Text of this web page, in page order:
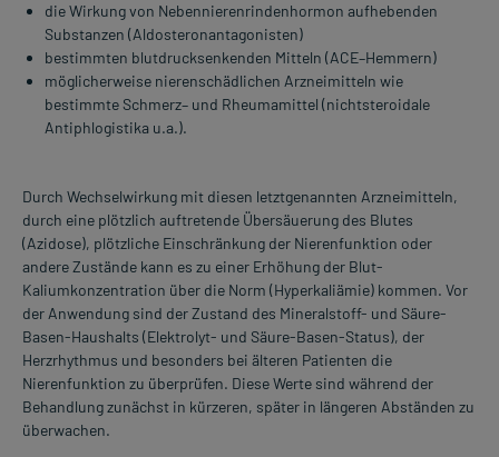
die Wirkung von Nebennierenrindenhormon aufhebenden
Substanzen (Aldosteronantagonisten)
bestimmten blutdrucksenkenden Mitteln (ACE–Hemmern)
möglicherweise nierenschädlichen Arzneimitteln wie
bestimmte Schmerz– und Rheumamittel (nichtsteroidale
Antiphlogistika u.a.).
Durch Wechselwirkung mit diesen letztgenannten Arzneimitteln,
durch eine plötzlich auftretende Übersäuerung des Blutes
(Azidose), plötzliche Einschränkung der Nierenfunktion oder
andere Zustände kann es zu einer Erhöhung der Blut-
Kaliumkonzentration über die Norm (Hyperkaliämie) kommen. Vor
der Anwendung sind der Zustand des Mineralstoff- und Säure-
Basen-Haushalts (Elektrolyt- und Säure-Basen-Status), der
Herzrhythmus und besonders bei älteren Patienten die
Nierenfunktion zu überprüfen. Diese Werte sind während der
Behandlung zunächst in kürzeren, später in längeren Abständen zu
überwachen.